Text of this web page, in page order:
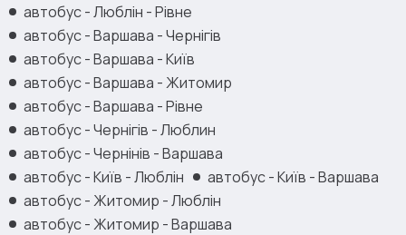
автобус - Люблін - Рівне
автобус - Варшава - Чернігів
автобус - Варшава - Київ
автобус - Варшава - Житомир
автобус - Варшава - Рівне
автобус - Чернігів - Люблин
автобус - Чернінів - Варшава
автобус - Київ - Люблін
автобус - Київ - Варшава
автобус - Житомир - Люблін
автобус - Житомир - Варшава